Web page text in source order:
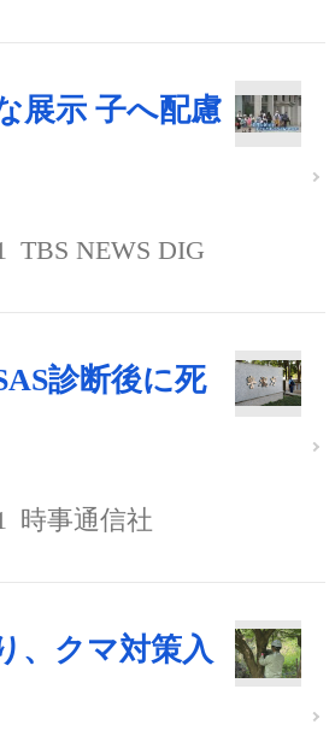
展示 子へ配慮
TBS NEWS DIG
診断後に死
時事通信社
、クマ対策入